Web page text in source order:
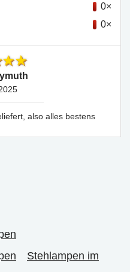
0×
0×
also alles bestens
Stehlampen im